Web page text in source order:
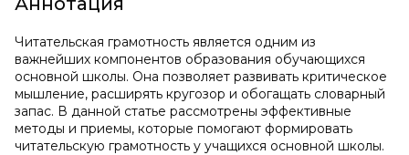
Читательская грамотность является одним из
важнейших компонентов образования обучающихся
основной школы. Она позволяет развивать критическое
мышление, расширять кругозор и обогащать словарный
запас. В данной статье рассмотрены эффективные
методы и приемы, которые помогают формировать
читательскую грамотность у учащихся основной школы.